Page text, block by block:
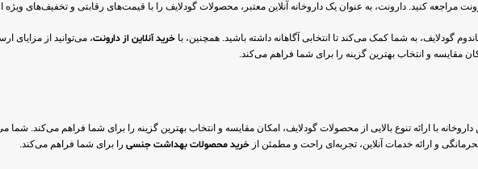
مراجعه کنید. دارونت، به عنوان یک داروخانه آنلاین معتبر، محصولات گودلایف را با قیمت‌های رقابتی و تخفیف‌های ویژه
گودلایف، به شما کمک می‌کند تا انتخابی آگاهانه داشته باشید. همچنین، با خرید آنلاین از دارونت، می‌توانید از مزایای
مقایسه و انتخاب بهترین گزینه را برای شما فراهم می‌کند.
با ارائه تنوع بالایی از محصولات گودلایف، امکان مقایسه و انتخاب بهترین گزینه را برای شما فراهم می‌کند. شما
و ارائه خدمات آنلاین، تجربه‌ای راحت و مطمئن از خرید محصولات بهداشت جنسی را برای شما فراهم می‌کند.